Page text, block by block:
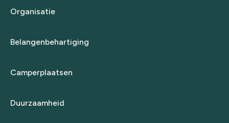
Organisatie
Belangenbehartiging
Camperplaatsen
Duurzaamheid